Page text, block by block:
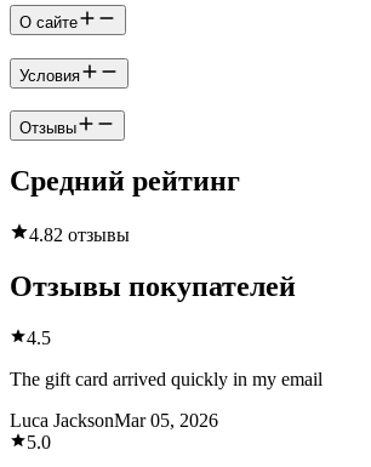
О сайте
Условия
Отзывы
Средний рейтинг
4.82 отзывы
Отзывы покупателей
4.5
The gift card arrived quickly in my email
Luca JacksonMar 05, 2026
5.0